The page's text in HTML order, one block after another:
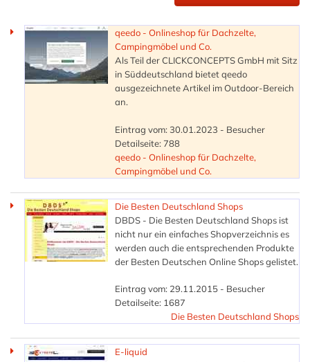
qeedo - Onlineshop für Dachzelte,
Campingmöbel und Co.
Als Teil der CLICKCONCEPTS GmbH mit Sitz
in Süddeutschland bietet qeedo
ausgezeichnete Artikel im Outdoor-Bereich
an.
Eintrag vom: 30.01.2023 - Besucher
Detailseite: 788
qeedo - Onlineshop für Dachzelte,
Campingmöbel und Co.
Die Besten Deutschland Shops
DBDS - Die Besten Deutschland Shops ist
nicht nur ein einfaches Shopverzeichnis es
werden auch die entsprechenden Produkte
der Besten Deutschen Online Shops gelistet.
Eintrag vom: 29.11.2015 - Besucher
Detailseite: 1687
Die Besten Deutschland Shops
E-liquid